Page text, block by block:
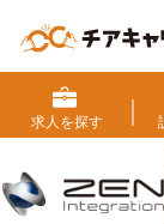
求人を探す